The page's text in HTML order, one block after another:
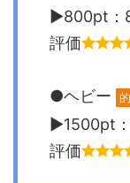
▶︎800pt：
評価
●ヘビー
▶︎1500pt
評価